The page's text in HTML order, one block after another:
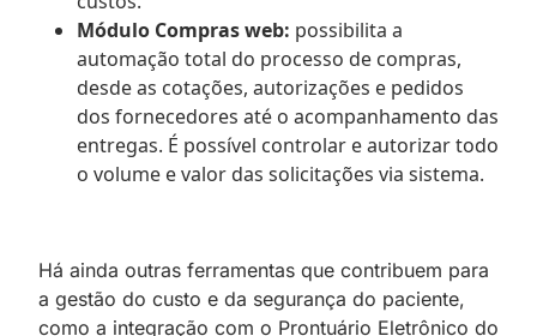
Módulo Compras web: possibilita a
automação total do processo de compras,
desde as cotações, autorizações e pedidos
dos fornecedores até o acompanhamento das
entregas. É possível controlar e autorizar todo
o volume e valor das solicitações via sistema.
Há ainda outras ferramentas que contribuem para
a gestão do custo e da segurança do paciente,
como a integração com o Prontuário Eletrônico do